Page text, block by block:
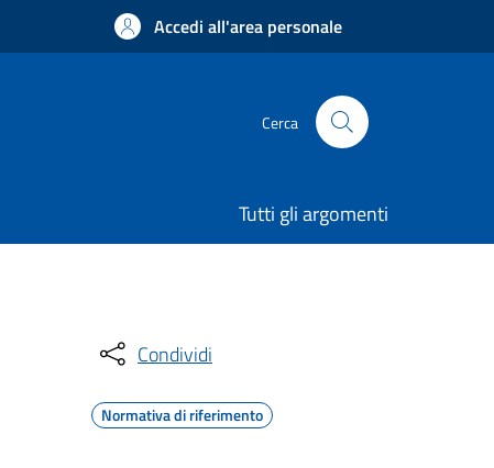
Accedi all'area personale
Cerca
Tutti gli argomenti
Condividi
Normativa di riferimento